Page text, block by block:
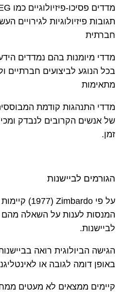
מדדים פסיכו-פיזיולוגיים כמו
תגובות פיזיולוגיות לגירויים
חברתית
מדדי מיומנות בהם נמדדים
בכל הנוגע לביצועים חברתיים
מתאימות
מדדי התנהגות קודמת המבוססים
של אנשים הקרובים לנבדק
זמן.
הגורמים לביישנות
על פי Zimbardo
(
1977
)
המנסות לענות על השאלה מהם
לביישנות.
הגישה הביולוגית רואה
באופן דומה לגובה או
קיימים ממצאים לא מעטים